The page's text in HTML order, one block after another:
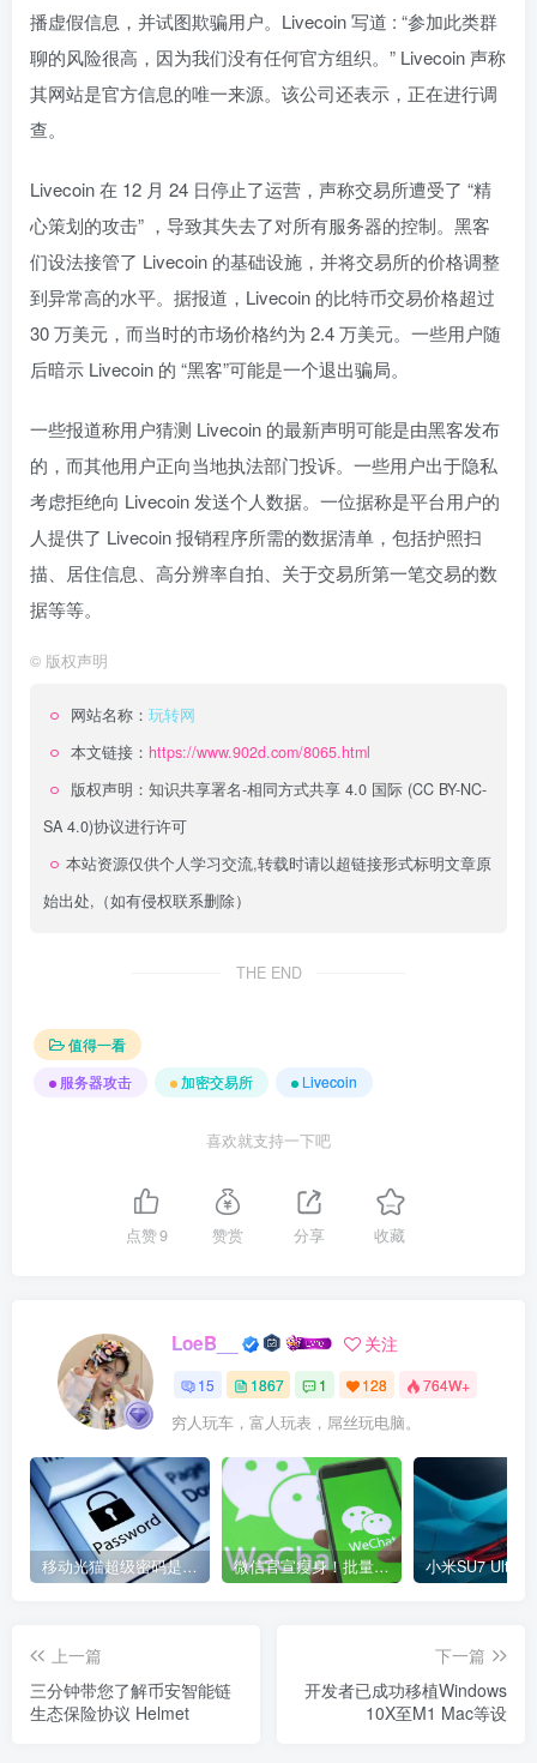
播虚假信息，并试图欺骗用户。Livecoin 写道 : “参加此类群
聊的风险很高，因为我们没有任何官方组织。” Livecoin 声称
其网站是官方信息的唯一来源。该公司还表示，正在进行调
查。
Livecoin 在 12 月 24 日停止了运营，声称交易所遭受了 “精
心策划的攻击” ，导致其失去了对所有服务器的控制。黑客
们设法接管了 Livecoin 的基础设施，并将交易所的价格调整
到异常高的水平。据报道，Livecoin 的比特币交易价格超过
30 万美元，而当时的市场价格约为 2.4 万美元。一些用户随
后暗示 Livecoin 的 “黑客”可能是一个退出骗局。
一些报道称用户猜测 Livecoin 的最新声明可能是由黑客发布
的，而其他用户正向当地执法部门投诉。一些用户出于隐私
考虑拒绝向 Livecoin 发送个人数据。一位据称是平台用户的
人提供了 Livecoin 报销程序所需的数据清单，包括护照扫
描、居住信息、高分辨率自拍、关于交易所第一笔交易的数
据等等。
© 版权声明
网站名称： 玩转网
本文链接： https://www.902d.com/8065.html
版权声明： 知识共享署名-相同方式共享 4.0 国际 (CC BY-NC-
SA 4.0)协议进行许可
本站资源仅供个人学习交流,转载时请以超链接形式标明文章原
始出处,（如有侵权联系删除）
THE END
值得一看
服务器攻击
加密交易所 Livecoin
喜欢就支持一下吧
点赞9 赞赏 分享 收藏
LoeB__ 关注
15 1867 1 128 764W+
穷人玩车，富人玩表，屌丝玩电脑。
移动光猫超级密码是多少？移动光猫超级管理员后台账号与密码 微信官宣瘦身！批量清理原图新功能来了 安卓、iOS均可使用
上一篇
三分钟带您了解币安智能链
生态保险协议 Helmet
下一篇
开发者已成功移植Windows
10X至M1 Mac等设